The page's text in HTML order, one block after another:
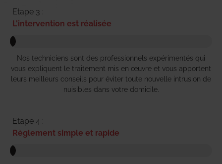
Etape 3 :
L'intervention est réalisée
Nos techniciens sont des professionnels expérimentés qui
vous expliquent le traitement mis en œuvre et vous apportent
leurs meilleurs conseils pour éviter toute nouvelle intrusion de
nuisibles dans votre domicile.
Etape 4 :
Règlement simple et rapide